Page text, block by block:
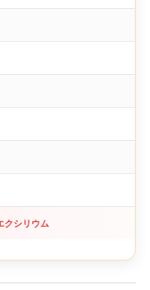
クシリウム